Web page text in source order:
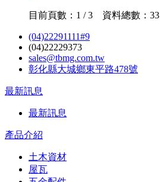
目前頁數：1 / 3 資料總數：33
(04)22291111#9
(04)22229373
sales@tbmg.com.tw
彰化縣大城鄉東平路478號
最新訊息
最新訊息
產品介紹
土木資材
屋瓦